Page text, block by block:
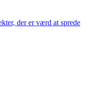
der er værd at sprede